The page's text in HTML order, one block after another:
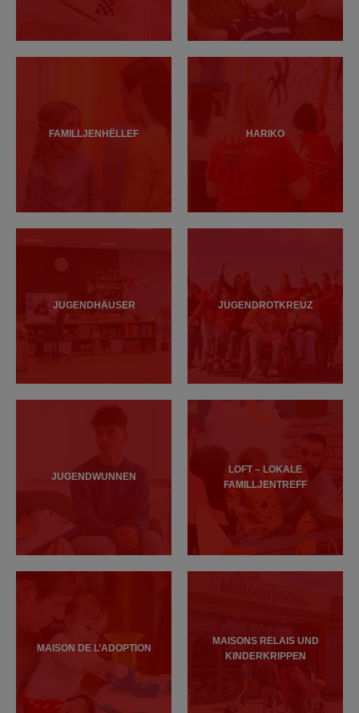
FAMILLJENHËLLEF HARIKO
JUGENDHÄUSER JUGENDROTKREUZ
JUGENDWUNNEN
LOFT – LOKALE
FAMILLJENTREFF
MAISON DE L’ADOPTION
MAISONS RELAIS UND
KINDERKRIPPEN